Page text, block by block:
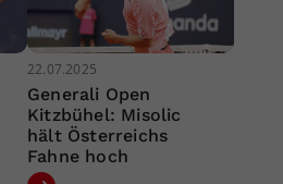
22.07.2025
Generali Open
Kitzbühel: Misolic
hält Österreichs
Fahne hoch